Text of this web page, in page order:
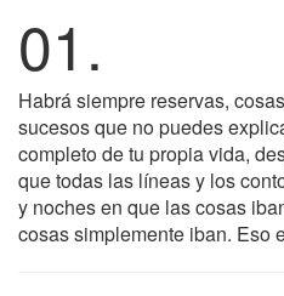
01.
Habrá siempre reservas,
sucesos que no puedes
completo de tu propia vida,
que todas las líneas y los
y noches en que las cosas
cosas simplemente iban. Eso